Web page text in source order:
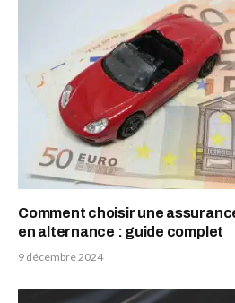
Comment choisir une
en alternance : guide complet
9 décembre 2024